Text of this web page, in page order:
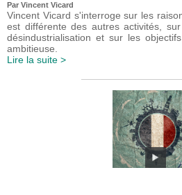
Par Vincent Vicard
Vincent Vicard s'interroge sur les
est différente des autres activités,
désindustrialisation et sur les
ambitieuse.
Lire la suite >